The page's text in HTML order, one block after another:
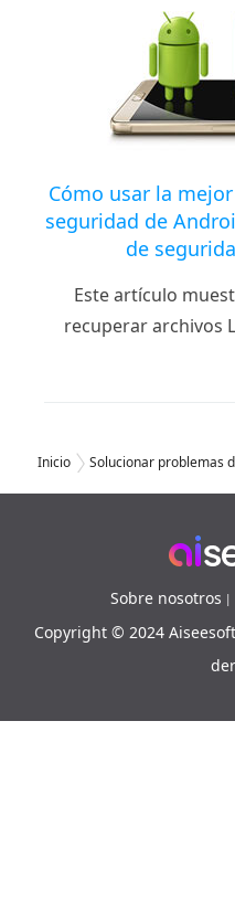
Cómo usar la
seguridad de
de
Este artículo
recuperar archivos
Inicio Solucionar problemas
Sobre nosotros |
Copyright © 2024